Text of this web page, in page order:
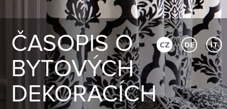
ČASOPIS O
BYTOVÝCH
DEKORACÍCH
CZ DE IT